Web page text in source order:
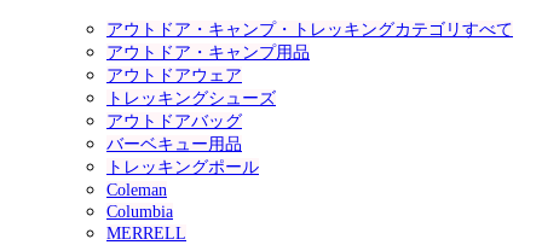
アウトドア・キャンプ・トレッキングカテゴリすべて
アウトドア・キャンプ用品
アウトドアウェア
トレッキングシューズ
アウトドアバッグ
バーベキュー用品
トレッキングポール
Coleman
Columbia
MERRELL